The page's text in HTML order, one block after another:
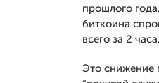
прошлого
биткоина
всего за 2 часа.
Это снижение